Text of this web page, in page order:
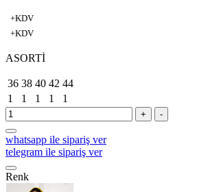
+KDV
+KDV
ASORTİ
36 38 40 42 44
1
1 1 1 1
+ -
whatsapp ile sipariş ver
telegram ile sipariş ver
Renk